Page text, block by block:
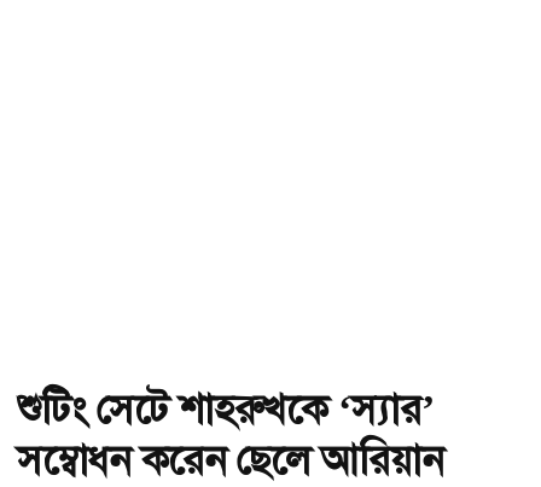
শুটিং সেটে শাহরুখকে ‘স্যার’
সম্বোধন করেন ছেলে আরিয়ান